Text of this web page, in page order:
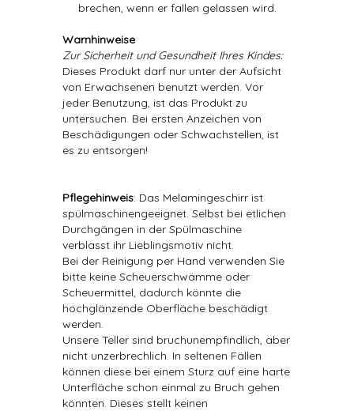
brechen, wenn er fallen gelassen wird.
Warnhinweise
Zur Sicherheit und Gesundheit Ihres Kindes:
Dieses Produkt darf nur unter der Aufsicht
von Erwachsenen benutzt werden. Vor
jeder Benutzung, ist das Produkt zu
untersuchen. Bei ersten Anzeichen von
Beschädigungen oder Schwachstellen, ist
es zu entsorgen!
Pflegehinweis: Das Melamingeschirr ist
spülmaschinengeeignet. Selbst bei etlichen
Durchgängen in der Spülmaschine
verblasst ihr Lieblingsmotiv nicht.
Bei der Reinigung per Hand verwenden Sie
bitte keine Scheuerschwämme oder
Scheuermittel, dadurch könnte die
hochglänzende Oberfläche beschädigt
werden.
Unsere Teller sind bruchunempfindlich, aber
nicht unzerbrechlich. In seltenen Fällen
können diese bei einem Sturz auf eine harte
Unterfläche schon einmal zu Bruch gehen
könnten. Dieses stellt keinen